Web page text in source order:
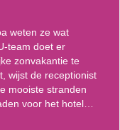
weten ze wat
team doet er
zonvakantie te
wijst de receptionist
mooiste stranden
voor het hotel…